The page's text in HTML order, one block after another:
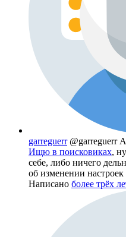
garreguerr @garreguerr
Ищю в поисковиках,
себе, либо ничего
об изменении настроек
Написано более трёх